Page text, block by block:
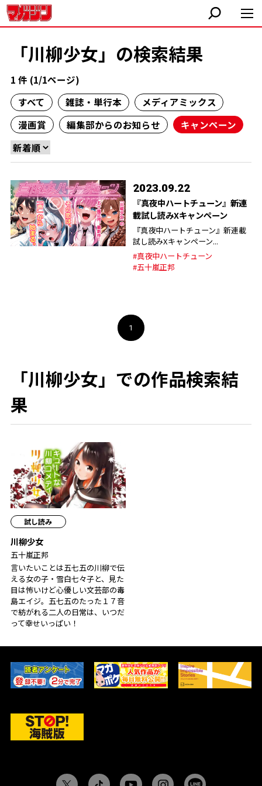
「川柳少女」の検索結果
1 件 (1/1ページ)
すべて
雑誌・単行本
メディアミックス
漫画賞
編集部からのお知らせ キャンペーン
2023.09.22
『真夜中ハートチューン』新連
載試し読みXキャンペーン
『真夜中ハートチューン』新連載
試し読みXキャンペーン...
#真夜中ハートチューン
#五十嵐正邦
1
「川柳少女」での作品検索結
果
試し読み
川柳少女
五十嵐正邦
言いたいことは五七五の川柳で伝
える女の子・雪白七々子と、見た
目は怖いけど心優しい文芸部の毒
島エイジ。五七五のたった１７音
で紡がれる二人の日常は、いつだ
って幸せいっぱい！